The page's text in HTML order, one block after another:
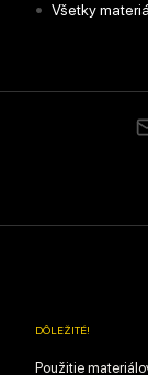
• Všetky
DÔLEŽITÉ!
Použitie